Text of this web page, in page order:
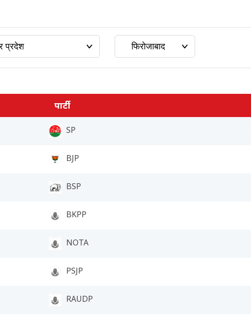
पार्टी
SP
BJP
BSP
BKPP
NOTA
PSJP
RAUDP